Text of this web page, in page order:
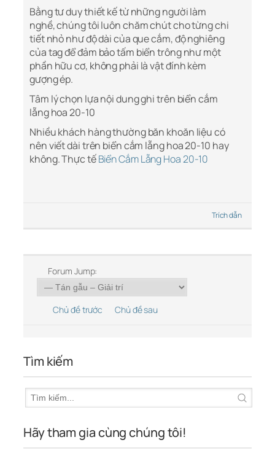
Bằng tư duy thiết kế từ những người làm
nghề, chúng tôi luôn chăm chút cho từng chi
tiết nhỏ như độ dài của que cắm, độ nghiêng
của tag để đảm bảo tấm biển trông như một
phần hữu cơ, không phải là vật đính kèm
gượng ép.
Tâm lý chọn lựa nội dung ghi trên biển cắm
lẵng hoa 20-10
Nhiều khách hàng thường băn khoăn liệu có
nên viết dài trên biển cắm lẵng hoa 20-10 hay
không. Thực tếBiển Cắm Lẵng Hoa 20-10
Trích dẫn
Forum Jump:
Chủ đề trước Chủ đề sau
Tìm kiếm
Hãy tham gia cùng chúng tôi!